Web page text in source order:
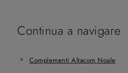
Continua a navigare
Complementi Altacom Noale